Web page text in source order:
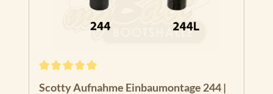
Scotty Aufnahme Einbaumontage 244 |